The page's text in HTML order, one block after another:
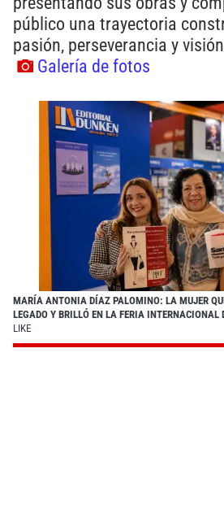
público una trayectoria
pasión, perseverancia y
Galería de fotos
MARÍA ANTONIA DÍAZ PALOMINO: LA MUJER
LEGADO Y BRILLÓ EN LA FERIA INTERNACIONAL
LIKE